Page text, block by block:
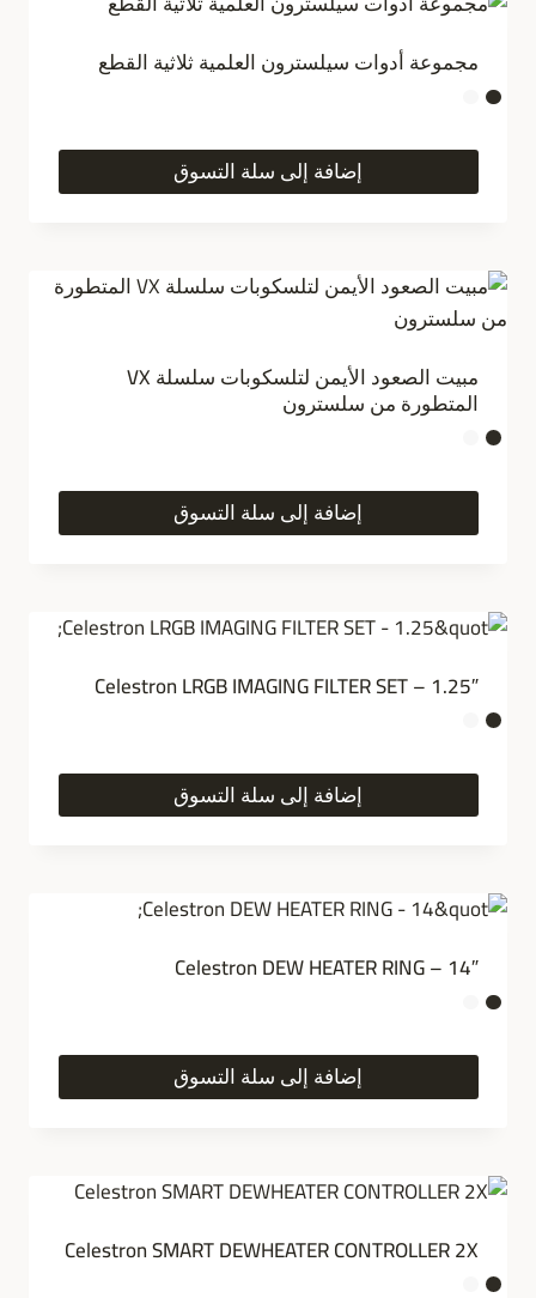
مجموعة أدوات سيلسترون العلمية ثلاثية القطع
إضافة إلى سلة التسوق
مبيت الصعود الأيمن لتلسكوبات سلسلة VX
المتطورة من سلسترون
إضافة إلى سلة التسوق
Celestron LRGB IMAGING FILTER SET – 1.25″
إضافة إلى سلة التسوق
Celestron DEW HEATER RING – 14″
إضافة إلى سلة التسوق
Celestron SMART DEWHEATER CONTROLLER 2X